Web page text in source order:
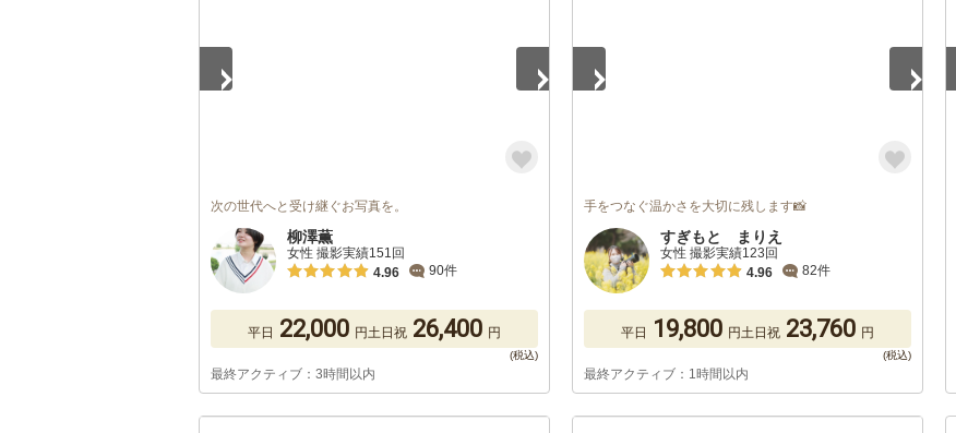
次の世代へと受け継ぐお写真を。
柳澤薫
女性 撮影実績151回
4.96
90件
平日 22,000 円土日祝 26,400 円
最終アクティブ：3時間以内
手をつなぐ温かさを大切に残します📸
すぎもと まりえ
女性 撮影実績123回
4.96
82件
平日 19,800 円土日祝 23,760 円
最終アクティブ：1時間以内